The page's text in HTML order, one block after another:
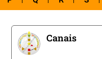
Canais